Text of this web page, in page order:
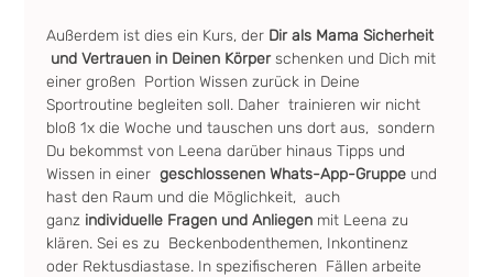
Außerdem ist dies ein Kurs, der Dir als Mama Sicherheit
und Vertrauen in Deinen Körper schenken und Dich mit
einer großen  Portion Wissen zurück in Deine
Sportroutine begleiten soll. Daher  trainieren wir nicht
bloß 1x die Woche und tauschen uns dort aus,  sondern
Du bekommst von Leena darüber hinaus Tipps und
Wissen in einer geschlossenen Whats-App-Gruppe und
hast den Raum und die Möglichkeit,  auch
ganz individuelle Fragen und Anliegen mit Leena zu
klären. Sei es zu  Beckenbodenthemen, Inkontinenz
oder Rektusdiastase. In spezifischeren  Fällen arbeite